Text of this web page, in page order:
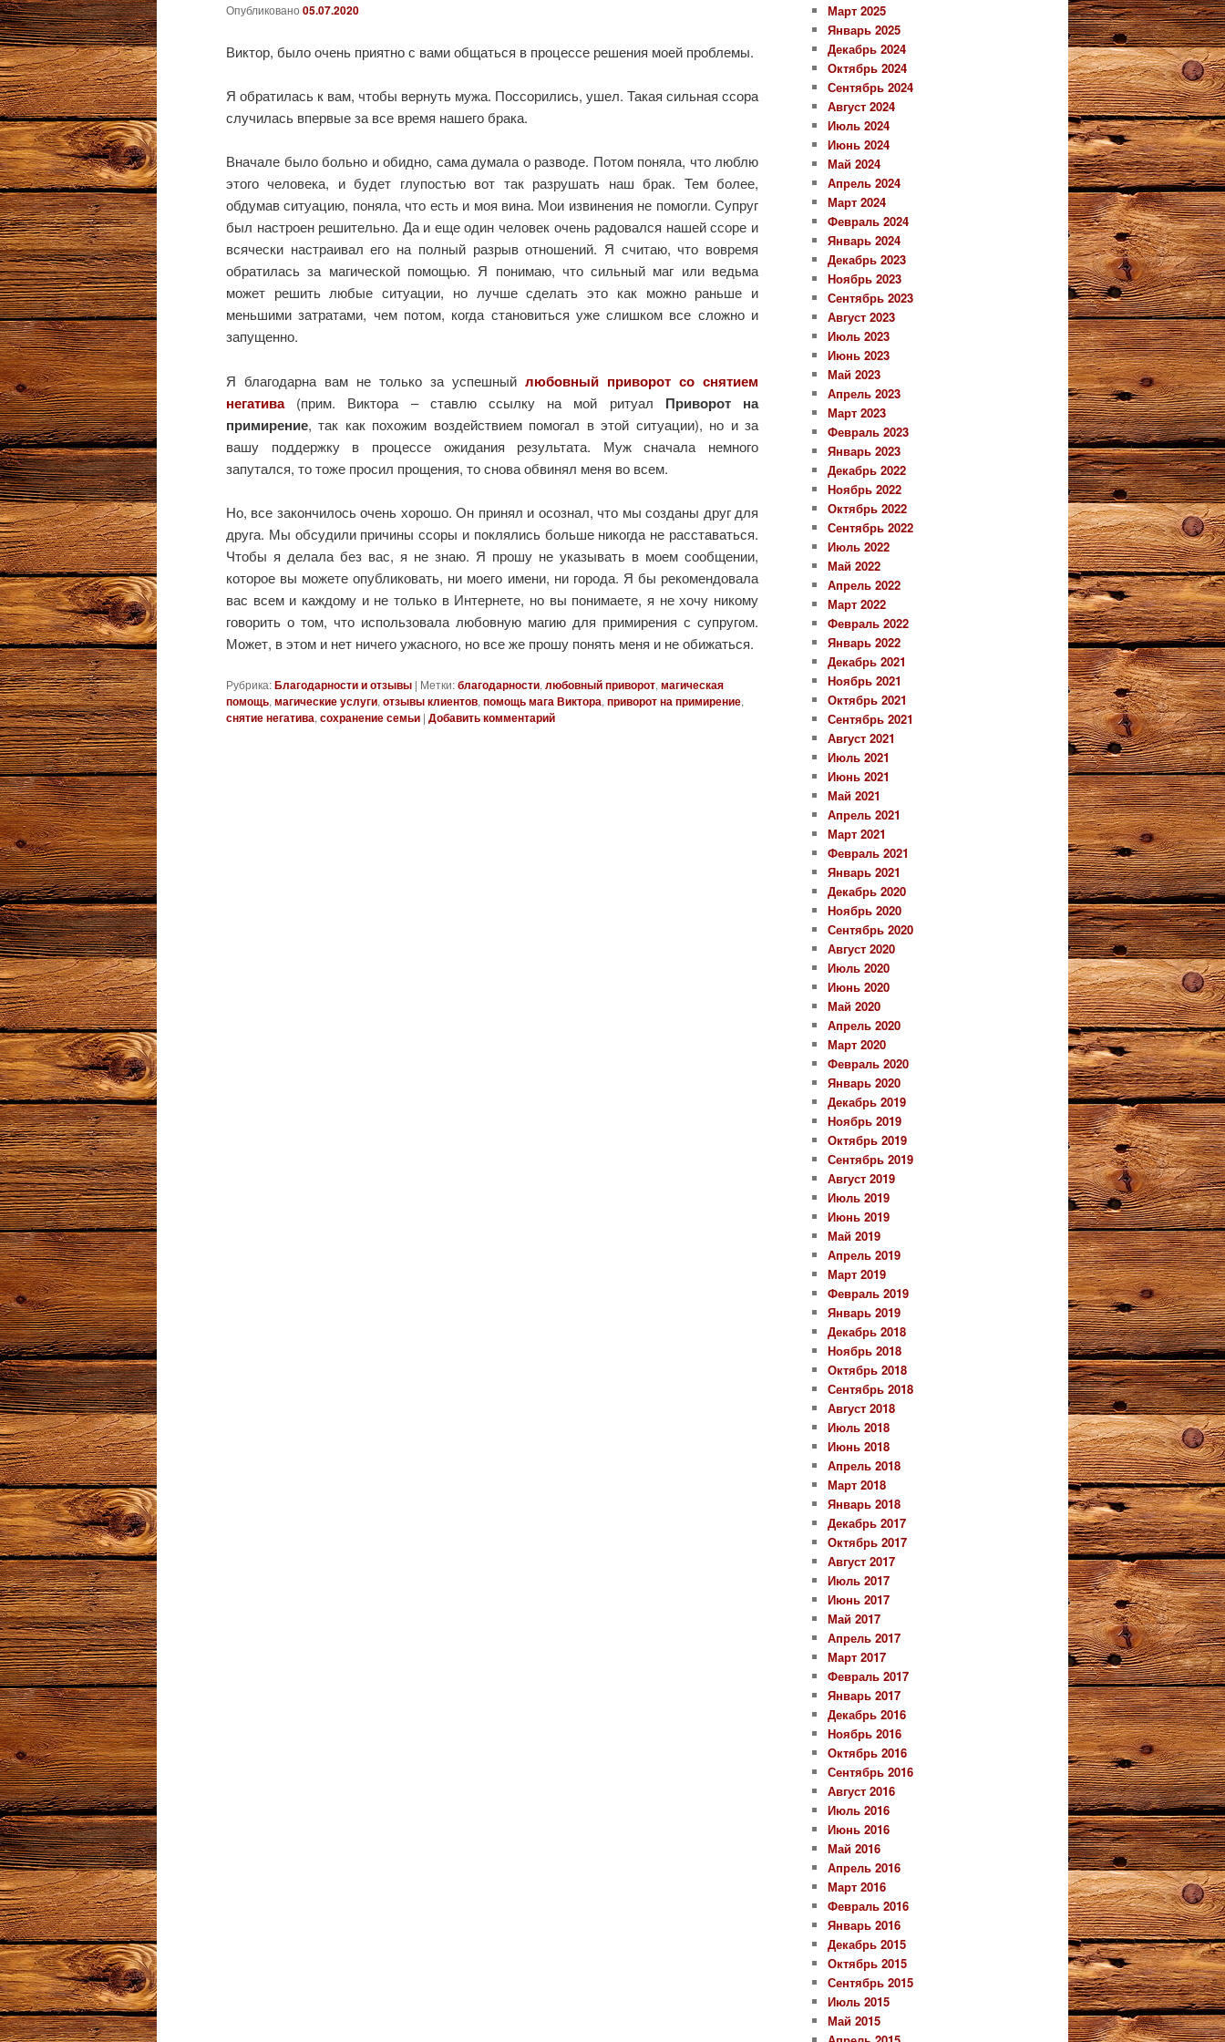
Опубликовано 05.07.2020
Виктор, было очень приятно с вами общаться в процессе решения моей проблемы.
Я обратилась к вам, чтобы вернуть мужа. Поссорились, ушел. Такая сильная ссора
случилась впервые за все время нашего брака.
Вначале было больно и обидно, сама думала о разводе. Потом поняла, что люблю
этого человека, и будет глупостью вот так разрушать наш брак. Тем более,
обдумав ситуацию, поняла, что есть и моя вина. Мои извинения не помогли. Супруг
был настроен решительно. Да и еще один человек очень радовался нашей ссоре и
всячески настраивал его на полный разрыв отношений. Я считаю, что вовремя
обратилась за магической помощью. Я понимаю, что сильный маг или ведьма
может решить любые ситуации, но лучше сделать это как можно раньше и
меньшими затратами, чем потом, когда становиться уже слишком все сложно и
запущенно.
Я благодарна вам не только за успешный любовный приворот со снятием
негатива(прим. Виктора – ставлю ссылку на мой ритуал Приворот на
примирение, так как похожим воздействием помогал в этой ситуации), но и за
вашу поддержку в процессе ожидания результата. Муж сначала немного
запутался, то тоже просил прощения, то снова обвинял меня во всем.
Но, все закончилось очень хорошо. Он принял и осознал, что мы созданы друг для
друга. Мы обсудили причины ссоры и поклялись больше никогда не расставаться.
Чтобы я делала без вас, я не знаю. Я прошу не указывать в моем сообщении,
которое вы можете опубликовать, ни моего имени, ни города. Я бы рекомендовала
вас всем и каждому и не только в Интернете, но вы понимаете, я не хочу никому
говорить о том, что использовала любовную магию для примирения с супругом.
Может, в этом и нет ничего ужасного, но все же прошу понять меня и не обижаться.
Рубрика:Благодарности и отзывы | Метки:благодарности,любовный приворот,магическая
помощь,магические услуги,отзывы клиентов,помощь мага Виктора,приворот на примирение,
снятие негатива,сохранение семьи | Добавить комментарий
Март 2025
Январь 2025
Декабрь 2024
Октябрь 2024
Сентябрь 2024
Август 2024
Июль 2024
Июнь 2024
Май 2024
Апрель 2024
Март 2024
Февраль 2024
Январь 2024
Декабрь 2023
Ноябрь 2023
Сентябрь 2023
Август 2023
Июль 2023
Июнь 2023
Май 2023
Апрель 2023
Март 2023
Февраль 2023
Январь 2023
Декабрь 2022
Ноябрь 2022
Октябрь 2022
Сентябрь 2022
Июль 2022
Май 2022
Апрель 2022
Март 2022
Февраль 2022
Январь 2022
Декабрь 2021
Ноябрь 2021
Октябрь 2021
Сентябрь 2021
Август 2021
Июль 2021
Июнь 2021
Май 2021
Апрель 2021
Март 2021
Февраль 2021
Январь 2021
Декабрь 2020
Ноябрь 2020
Сентябрь 2020
Август 2020
Июль 2020
Июнь 2020
Май 2020
Апрель 2020
Март 2020
Февраль 2020
Январь 2020
Декабрь 2019
Ноябрь 2019
Октябрь 2019
Сентябрь 2019
Август 2019
Июль 2019
Июнь 2019
Май 2019
Апрель 2019
Март 2019
Февраль 2019
Январь 2019
Декабрь 2018
Ноябрь 2018
Октябрь 2018
Сентябрь 2018
Август 2018
Июль 2018
Июнь 2018
Апрель 2018
Март 2018
Январь 2018
Декабрь 2017
Октябрь 2017
Август 2017
Июль 2017
Июнь 2017
Май 2017
Апрель 2017
Март 2017
Февраль 2017
Январь 2017
Декабрь 2016
Ноябрь 2016
Октябрь 2016
Сентябрь 2016
Август 2016
Июль 2016
Июнь 2016
Май 2016
Апрель 2016
Март 2016
Февраль 2016
Январь 2016
Декабрь 2015
Октябрь 2015
Сентябрь 2015
Июль 2015
Май 2015